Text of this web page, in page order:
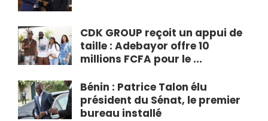
CDK GROUP reçoit un appui de
taille : Adebayor offre 10
millions FCFA pour le ...
Bénin : Patrice Talon élu
président du Sénat, le premier
bureau installé